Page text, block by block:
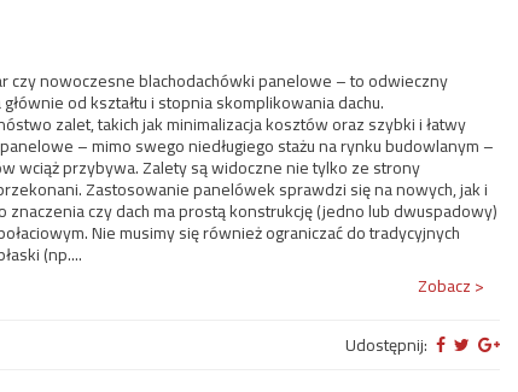
czy nowoczesne blachodachówki panelowe – to odwieczny
od kształtu i stopnia skomplikowania dachu.
zalet, takich jak minimalizacja kosztów oraz szybki i łatwy
– mimo swego niedługiego stażu na rynku budowlanym –
wciąż przybywa. Zalety są widoczne nie tylko ze strony
Zastosowanie panelówek sprawdzi się na nowych, jak i
znaczenia czy dach ma prostą konstrukcję (jedno lub dwuspadowy)
Nie musimy się również ograniczać do tradycyjnych
(np....
Zobacz >
Udostępnij: